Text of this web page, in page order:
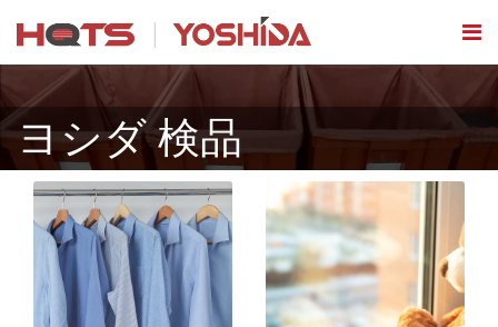
ヨシダ 検品